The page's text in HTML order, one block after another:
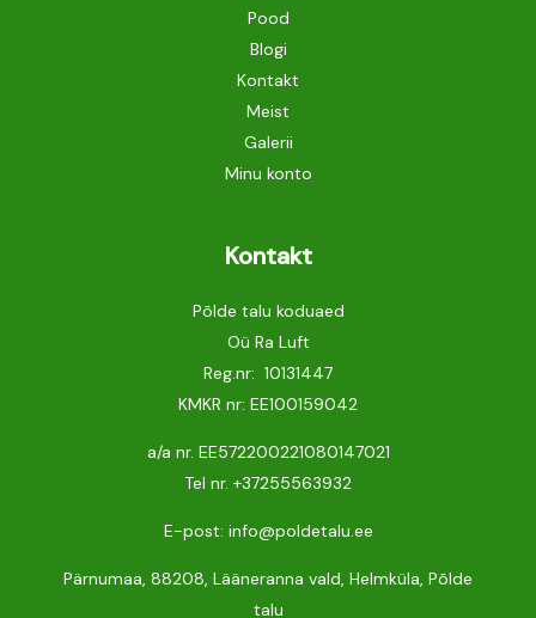
Pood
Blogi
Kontakt
Meist
Galerii
Minu konto
Kontakt
Põlde talu koduaed
Oü Ra Luft
Reg.nr: 10131447
KMKR nr: EE100159042
a/a nr. EE572200221080147021
Tel nr. +37255563932
E-post: info@poldetalu.ee
Pärnumaa, 88208, Lääneranna vald, Helmküla, Põlde
talu